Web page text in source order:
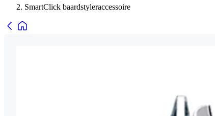
SmartClick baardstyleraccessoire